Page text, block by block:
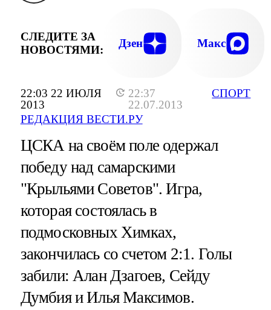
22:03 22 ИЮЛЯ
2013
22:37
22.07.2013
РЕДАКЦИЯ ВЕСТИ.РУ
СПОРТ
СЛЕДИТЕ ЗА
НОВОСТЯМИ:
Дзен Макс
ЦСКА на своём поле одержал
победу над самарскими
"Крыльями Советов". Игра,
которая состоялась в
подмосковных Химках,
закончилась со счетом 2:1. Голы
забили: Алан Дзагоев, Сейду
Думбия и Илья Максимов.